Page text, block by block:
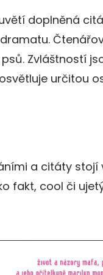
doplněná
Zvláštností
určitou
a citáty stojí
fakt, cool či